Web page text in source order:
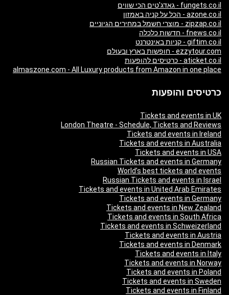
fungets.co.il - גאדג'טים הכי שווים
azone.co.il - הכל על קניה באמזון
zipzap.co.il - מוצרי חשמל במחירים הגיוניים
fnews.co.il - חדשות כלכלה
giftim.co.il - קניות באינטרנט
ezzytour.com - חופשות בארץ ובעולם
aticket.co.il - כרטיסים להופעות
almaszone.com - All Luxury products from Amazon in one place
כרטיסים והופעות
Tickets and events in UK
London Theatre - Schedule, Tickets and Reviews
Tickets and events in Ireland
Tickets and events in Australia
Tickets and events in USA
Russian Tickets and events in Germany
World’s best tickets and events
Russian Tickets and events in Israel
Tickets and events in United Arab Emirates
Tickets and events in Germany
Tickets and events in New Zealand
Tickets and events in South Africa
Tickets and events in Schweizerland
Tickets and events in Austria
Tickets and events in Denmark
Tickets and events in Italy
Tickets and events in Norway
Tickets and events in Poland
Tickets and events in Sweden
Tickets and events in Finland